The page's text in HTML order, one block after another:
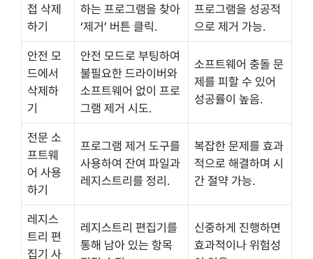
접 삭제
하기
하는 프로그램을 찾아
‘제거’ 버튼 클릭.
프로그램을 성공적
으로 제거 가능.
안전 모
드에서
삭제하
기
안전 모드로 부팅하여
불필요한 드라이버와
소프트웨어 없이 프로
그램 제거 시도.
소프트웨어 충돌 문
제를 피할 수 있어
성공률이 높음.
전문 소
프트웨
어 사용
하기
프로그램 제거 도구를
사용하여 잔여 파일과
레지스트리를 정리.
복잡한 문제를 효과
적으로 해결하며 시
간 절약 가능.
레지스
트리 편
집기 사
레지스트리 편집기를
통해 남아 있는 항목
신중하게 진행하면
효과적이나 위험성